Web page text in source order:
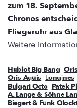
zum 18.
Chronos
Fliegeruhr aus
Weitere
Hublot Big Bang Oris
Oris Aquis Longines
Bulgari Octo Patek
A. Lange & Söhne
Biegert & Funk